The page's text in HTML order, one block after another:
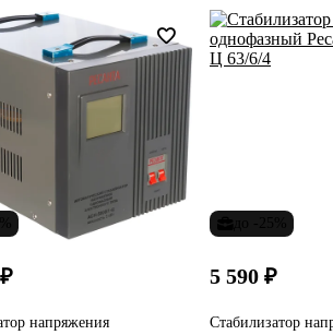
напряжения
5 590 ₽
Стабилизатор